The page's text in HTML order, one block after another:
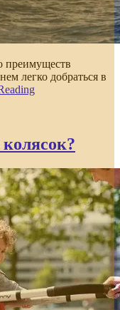
преимуществ
легко добраться в